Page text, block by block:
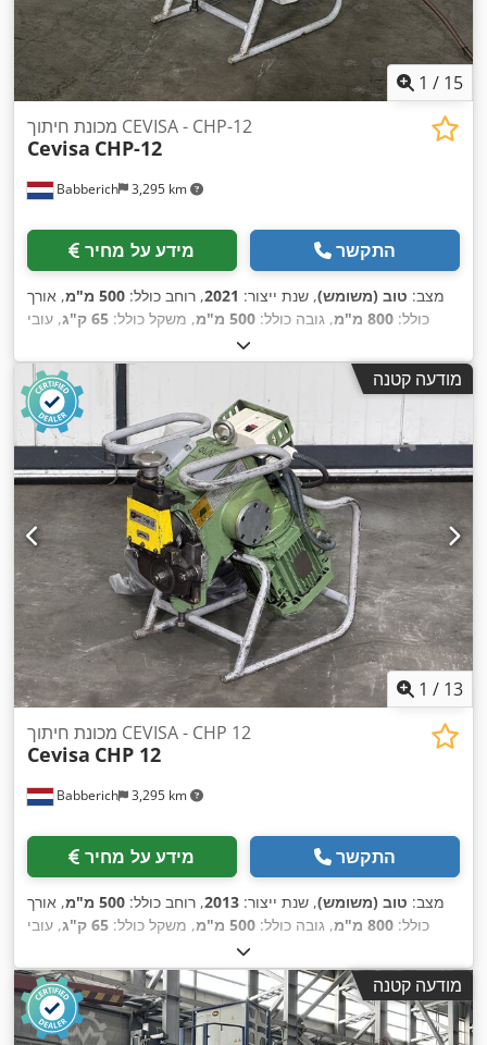
1 / 15
Babberich 3,295 km
מכונת חיתוך CEVISA - CHP-12
Cevisa CHP-12
מידע על מחיר התקשר
מצב: טוב (משומש), שנת ייצור: 2021, רוחב כולל: 500 מ"מ
, אורך
כולל: 800 מ"מ , גובה כולל: 500 מ"מ , משקל כולל: 65 ק"ג
, עובי
מודעה קטנה
1 / 13
Babberich 3,295 km
מכונת חיתוך CEVISA - CHP 12
Cevisa CHP 12
מידע על מחיר התקשר
מצב: טוב (משומש), שנת ייצור: 2013, רוחב כולל: 500 מ"מ
, אורך
כולל: 800 מ"מ , גובה כולל: 500 מ"מ , משקל כולל: 65 ק"ג
, עובי
מירבי של לוח:
2,600 ממ"ש,
מודעה קטנה